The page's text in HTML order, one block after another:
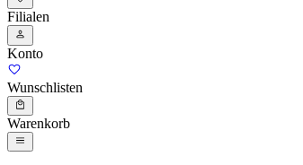
Filialen
Konto
Wunschlisten
Warenkorb